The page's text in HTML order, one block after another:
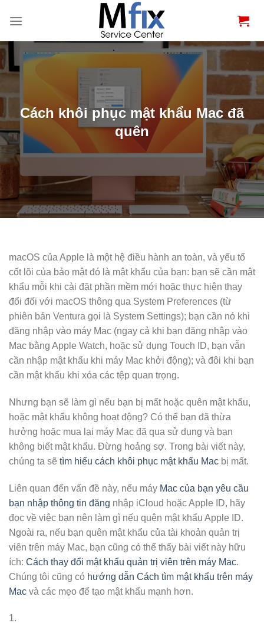
qua
dung
Cách khôi phục mật khẩu Mac đã
quên
macOS của Apple là một hệ điều hành an toàn, và yếu tố
cốt lõi của bảo mật đó là mật khẩu của bạn: bạn sẽ cần mật
khẩu mỗi khi cài đặt phần mềm mới hoặc thực hiện thay
đổi đối với macOS thông qua System Preferences (từ
phiên bản Ventura gọi là System Settings); bạn cần nó khi
đăng nhập vào máy Mac (ngay cả khi bạn đăng nhập vào
Mac bằng Apple Watch, hoặc sử dụng Touch ID, bạn vẫn
cần nhập mật khẩu khi máy Mac khởi động); và đôi khi bạn
cần mật khẩu khi xóa các tệp quan trọng.
Nhưng bạn sẽ làm gì nếu bạn bị mất hoặc quên mật khẩu,
hoặc mật khẩu không hoạt động? Có thể bạn đã thừa
hưởng hoặc mua lại máy Mac đã qua sử dụng và bạn
không biết mật khẩu. Đừng hoảng sợ. Trong bài viết này,
chúng ta sẽ tìm hiểu cách khôi phục mật khẩu Mac bị mất.
Liên quan đến vấn đề này, nếu máy Mac của bạn yêu cầu
bạn nhập thông tin đăng nhập iCloud hoặc Apple ID, hãy
đọc về việc bạn nên làm gì nếu quên mật khẩu Apple ID.
Ngoài ra, nếu bạn quên mật khẩu của tài khoản quản trị
viên trên máy Mac, bạn cũng có thể thấy bài viết này hữu
ích: Cách thay đổi mật khẩu quản trị viên trên máy Mac.
Chúng tôi cũng có hướng dẫn Cách tìm mật khẩu trên máy
Mac và các mẹo để tạo mật khẩu mạnh hơn.
1.